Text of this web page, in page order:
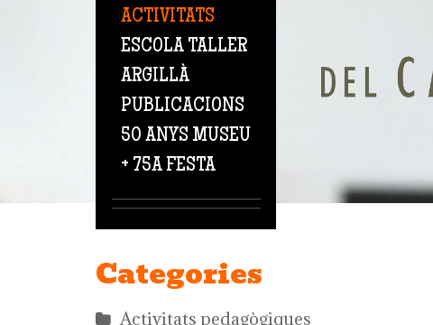
ACTIVITATS
ESCOLA TALLER
ARGILLÀ
PUBLICACIONS
50 ANYS MUSEU
+ 75A FESTA
Categories
Activitats pedagògiques